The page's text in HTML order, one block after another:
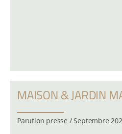
MAISON & JARDIN
Parution presse / Septembre